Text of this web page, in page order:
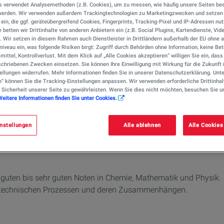
wichtige Kontrollfunktion in Raffinerien und behälst u. a.
w/d) kontrollieren, registrieren und analysieren in
und pH-Werte. Chemikanten (m/w/d) beheben auch
Stoffen bis hin zu Benzin, Diesel oder Heizöl
Raffinerie in Leuna sowie in unserem Bitumenwerk in
bis sehr guten Noten in Chemie, Mathematik und Physik.
Prozessen und deren Zusammenhängen.
verwendet Analysemethoden (z.B. Cookies), um zu messen, wie häufig unsere Seiten
Wir verwenden außerdem Trackingtechnologien zu Marketingzwecken und
die ggf. geräteübergreifend Cookies, Fingerprints, Tracking-Pixel und IP-Adressen
betten wir Drittinhalte von anderen Anbietern ein (z.B. Social Plugins, Kartendienste,
setzen in diesem Rahmen auch Dienstleister in Drittländern außerhalb der EU ohne
ein, was folgende Risiken birgt: Zugriff durch Behörden ohne Information, keine
Kontrollverlust. Mit dem Klick auf „Alle Cookies akzeptieren“ willigen Sie ein,
Zwecken einsetzen. Sie können Ihre Einwilligung mit Wirkung für die Zukunft
widerrufen. Mehr Informationen finden Sie in unserer Datenschutzerklärung.
können Sie die Tracking-Einstellungen anpassen. Wir verwenden erforderliche
Sicherheit unserer Seite zu gewährleisten. Wenn Sie dies nicht möchten, besuchen Sie
Informationen finden Sie unter Cookies.
Alle ablehnen Alle